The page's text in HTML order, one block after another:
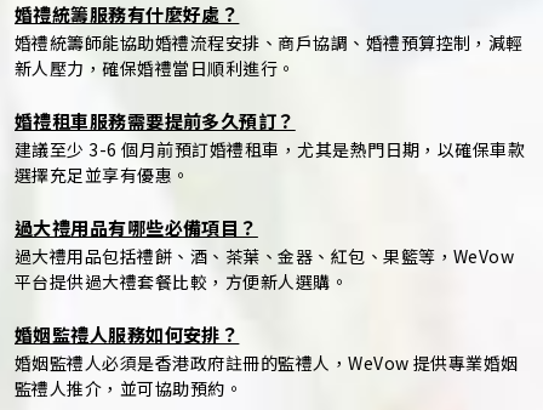
婚禮統籌服務有什麼好處？
婚禮統籌師能協助婚禮流程安排、商戶協調、婚禮預算控制，減輕
新人壓力，確保婚禮當日順利進行。
婚禮租車服務需要提前多久預訂？
建議至少 3-6 個月前預訂婚禮租車，尤其是熱門日期，以確保車款
選擇充足並享有優惠。
過大禮用品有哪些必備項目？
過大禮用品包括禮餅、酒、茶葉、金器、紅包、果籃等，WeVow
平台提供過大禮套餐比較，方便新人選購。
婚姻監禮人服務如何安排？
婚姻監禮人必須是香港政府註冊的監禮人，WeVow 提供專業婚姻
監禮人推介，並可協助預約。